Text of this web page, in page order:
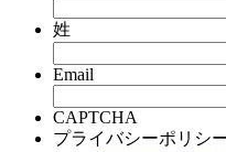
姓
Email
CAPTCHA
プライバシーポリシ